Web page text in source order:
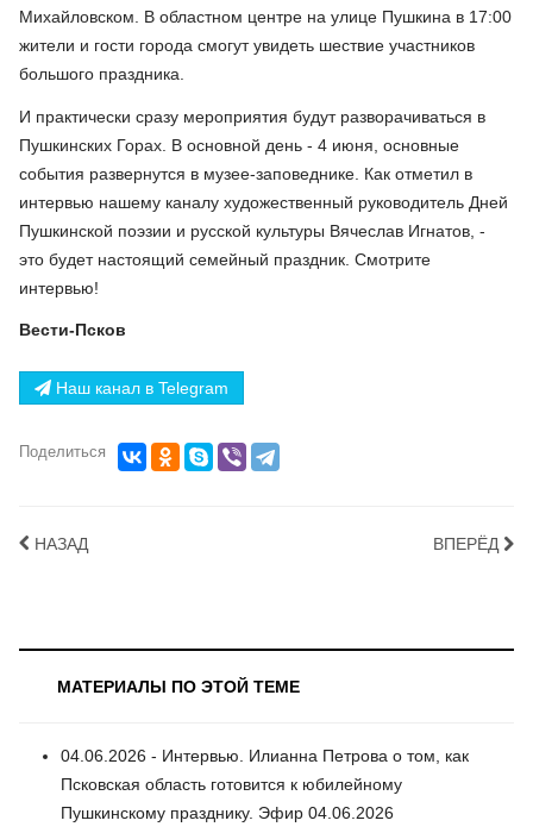
Михайловском. В областном центре на улице Пушкина в 17:00
жители и гости города смогут увидеть шествие участников
большого праздника.
И практически сразу мероприятия будут разворачиваться в
Пушкинских Горах. В основной день - 4 июня, основные
события развернутся в музее-заповеднике. Как отметил в
интервью нашему каналу художественный руководитель Дней
Пушкинской поэзии и русской культуры Вячеслав Игнатов, -
это будет настоящий семейный праздник. Смотрите
интервью!
Вести-Псков
Наш канал в Telegram
Поделиться
НАЗАД ВПЕРЁД
МАТЕРИАЛЫ ПО ЭТОЙ ТЕМЕ
04.06.2026 - Интервью. Илианна Петрова о том, как
Псковская область готовится к юбилейному
Пушкинскому празднику. Эфир 04.06.2026